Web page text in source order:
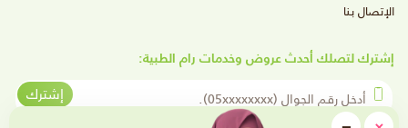
الإتصال بنا
إشترك لتصلك أحدث عروض وخدمات رام الطبية:
أدخل رقم الجوال
إشترك